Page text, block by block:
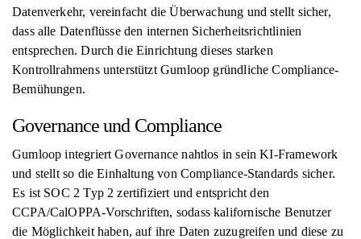
Datenverkehr, vereinfacht die Überwachung und stellt sicher,
dass alle Datenflüsse den internen Sicherheitsrichtlinien
entsprechen. Durch die Einrichtung dieses starken
Kontrollrahmens unterstützt Gumloop gründliche Compliance-
Bemühungen.
Governance und Compliance
Gumloop integriert Governance nahtlos in sein KI-Framework
und stellt so die Einhaltung von Compliance-Standards sicher.
Es ist SOC 2 Typ 2 zertifiziert und entspricht den
CCPA/CalOPPA-Vorschriften, sodass kalifornische Benutzer
die Möglichkeit haben, auf ihre Daten zuzugreifen und diese zu